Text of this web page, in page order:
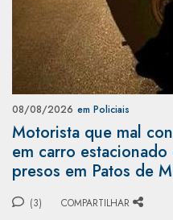
08/08/2026 em Policiais
Motorista que mal
em carro
presos em Patos de
(3) COMPARTILHAR